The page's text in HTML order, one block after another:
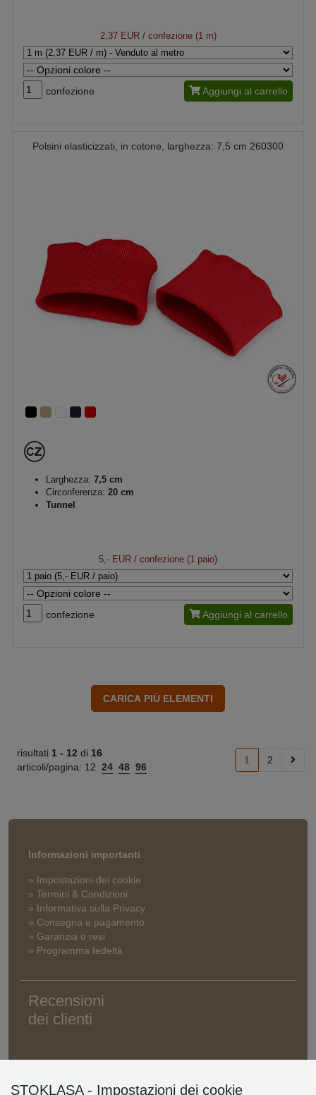
2,37 EUR/ confezione (1 m)
confezione Aggiungi al carrello
Polsini elasticizzati, in cotone, larghezza: 7,5 cm 260300
Larghezza: 7,5 cm
Circonferenza: 20 cm
Tunnel
5,- EUR / confezione (1 paio)
confezione Aggiungi al carrello
risultati 1 - 12 di 16
articoli/pagina: 12 24 48 96
1 2
Informazioni importanti
» Impostazioni dei cookie
» Termini & Condizioni
» Informativa sulla Privacy
» Consegna e pagamento
» Garanzia e resi
» Programma fedeltà
Recensioni
dei clienti
STOKLASA - Impostazioni dei cookie